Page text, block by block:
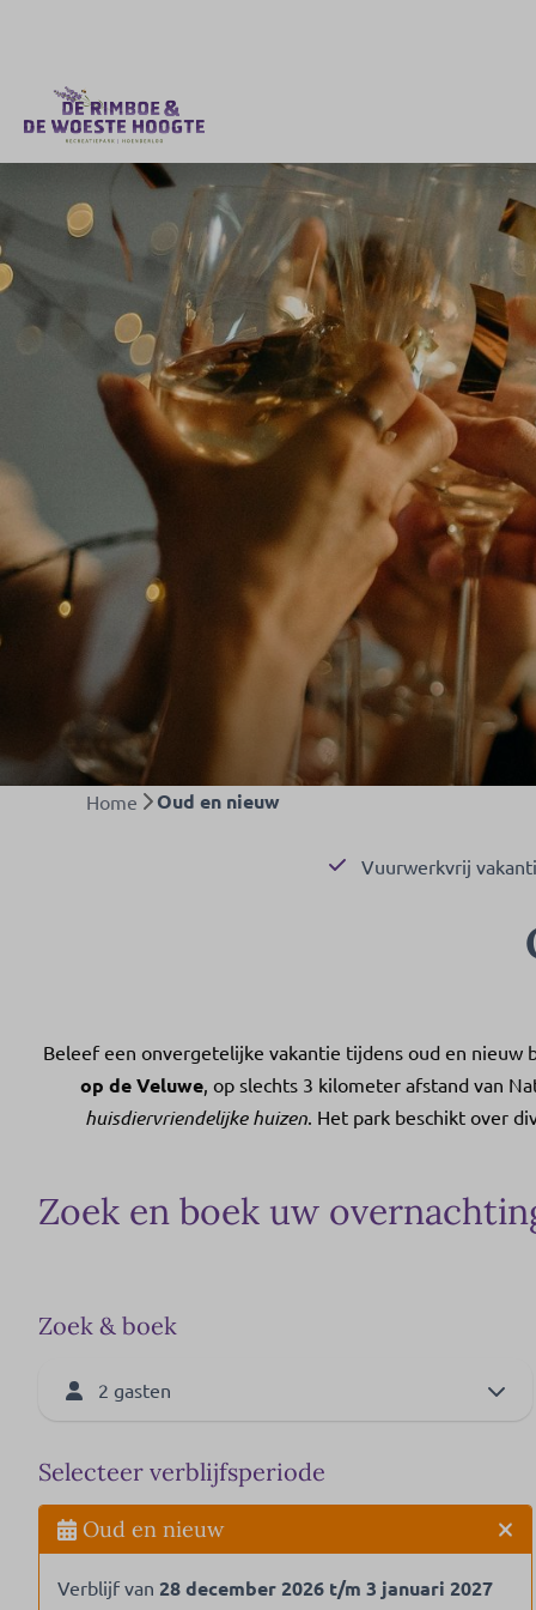
Home Oud en nieuw
Vuurwerkvrij
Beleef een onvergetelijke vakantie tijdens oud en nieuw
op de Veluwe, op slechts 3 kilometer afstand van
huisdiervriendelijke huizen. Het park beschikt over
Zoek en boek uw
Zoek & boek
2 gasten
Selecteer verblijfsperiode
Oud en nieuw
Verblijf van28 december 2026 t/m 3 januari 2027